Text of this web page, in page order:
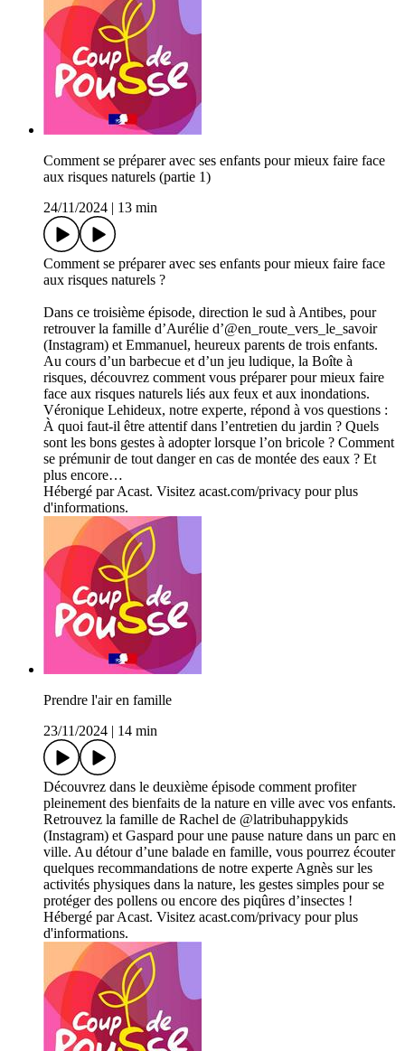
Comment se préparer avec ses enfants pour mieux faire face
aux risques naturels (partie 1)
24/11/2024
13 min
Comment se préparer avec ses enfants pour mieux faire face
aux risques naturels ?
Dans ce troisième épisode, direction le sud à Antibes, pour
retrouver la famille d’Aurélie d’@en_route_vers_le_savoir
(Instagram) et Emmanuel, heureux parents de trois enfants.
Au cours d’un barbecue et d’un jeu ludique, la Boîte à
risques, découvrez comment vous préparer pour mieux faire
face aux risques naturels liés aux feux et aux inondations.
Véronique Lehideux, notre experte, répond à vos questions :
À quoi faut-il être attentif dans l’entretien du jardin ? Quels
sont les bons gestes à adopter lorsque l’on bricole ? Comment
se prémunir de tout danger en cas de montée des eaux ? Et
plus encore…
Hébergé par Acast. Visitez acast.com/privacy pour plus
d'informations.
Prendre l'air en famille
23/11/2024
14 min
Découvrez dans le deuxième épisode comment profiter
pleinement des bienfaits de la nature en ville avec vos enfants.
Retrouvez la famille de Rachel de @latribuhappykids
(Instagram) et Gaspard pour une pause nature dans un parc en
ville. Au détour d’une balade en famille, vous pourrez écouter
quelques recommandations de notre experte Agnès sur les
activités physiques dans la nature, les gestes simples pour se
protéger des pollens ou encore des piqûres d’insectes !
Hébergé par Acast. Visitez acast.com/privacy pour plus
d'informations.